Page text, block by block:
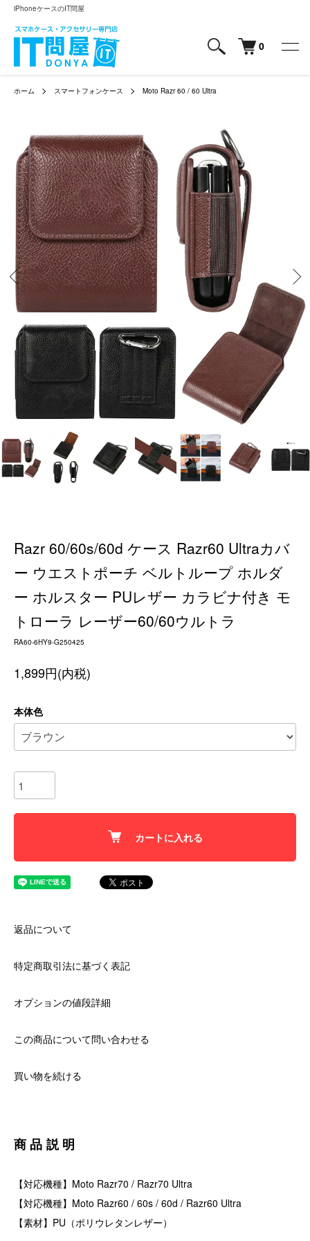
iPhoneケースのIT問屋
0
ホーム スマートフォンケース Moto Razr 60 / 60 Ultra
Razr 60/60s/60d ケース Razr60 Ultraカバ
ー ウエストポーチ ベルトループ ホルダ
ー ホルスター PUレザー カラビナ付き モ
トローラ レーザー60/60ウルトラ
RA60-6HY9-G250425
1,899円(内税)
本体色
カートに入れる
返品について
特定商取引法に基づく表記
オプションの値段詳細
この商品について問い合わせる
買い物を続ける
商品説明
【対応機種】Moto Razr70 / Razr70 Ultra
【対応機種】Moto Razr60 / 60s / 60d / Razr60 Ultra
【素材】PU（ポリウレタンレザー）